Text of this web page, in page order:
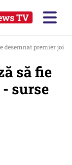
TV
desemnat premier joi
să fie
surse